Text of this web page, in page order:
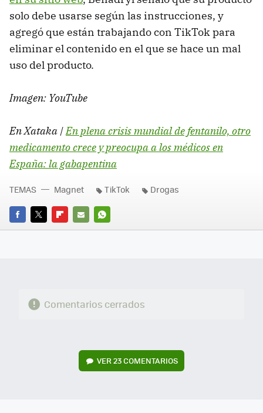
solo debe usarse según las instrucciones, y
agregó que están trabajando con TikTok para
eliminar el contenido en el que se hace un mal
uso del producto.
Imagen: YouTube
En Xataka |En plena crisis mundial de fentanilo, otro
medicamento crece y preocupa a los médicos en
España: la gabapentina
FACEBOOK
TWITTERFLIPBOARD
E-
WHATSAPP
TEMAS Magnet TikTok Drogas
Comentarios cerrados
VER 23 COMENTARIOS